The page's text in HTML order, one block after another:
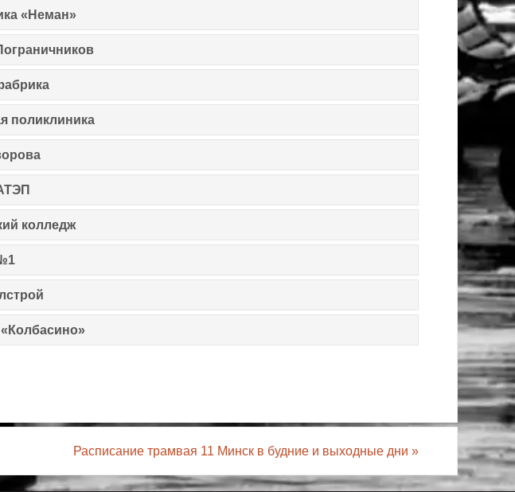
«Неман»
поликлиника
колледж
Расписание трамвая 11 Минск в будние и выходные дни »